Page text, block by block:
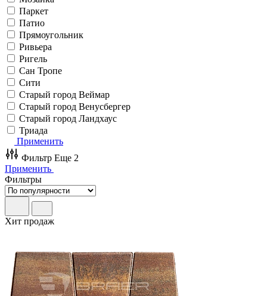
Паркет
Патио
Прямоугольник
Ривьера
Ригель
Сан Тропе
Сити
Старый город Веймар
Старый город Венусбергер
Старый город Ландхаус
Триада
Применить
Фильтр Еще 2
Применить
Фильтры
Хит продаж